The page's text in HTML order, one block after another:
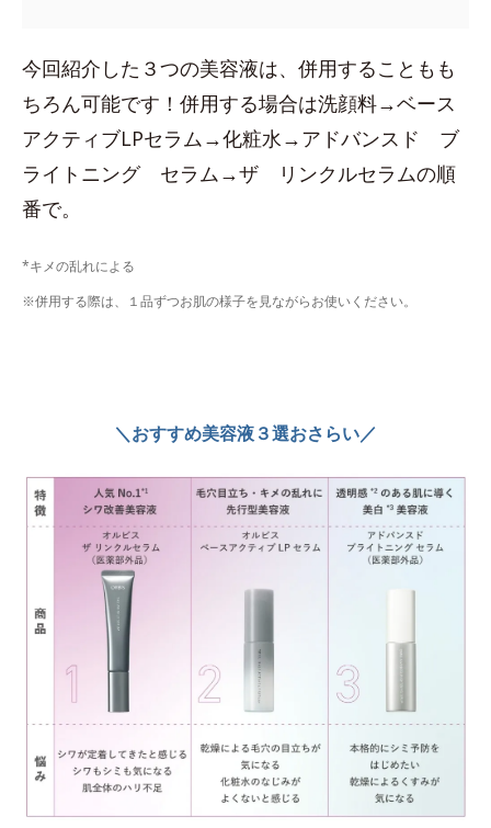
今回紹介した３つの美容液は、併用することもも
ちろん可能です！併用する場合は洗顔料→ベース
アクティブLPセラム→化粧水→アドバンスド ブ
ライトニング セラム→ザ リンクルセラムの順
番で。
*キメの乱れによる
※併用する際は、１品ずつお肌の様子を見ながらお使いください。
＼おすすめ美容液３選おさらい／